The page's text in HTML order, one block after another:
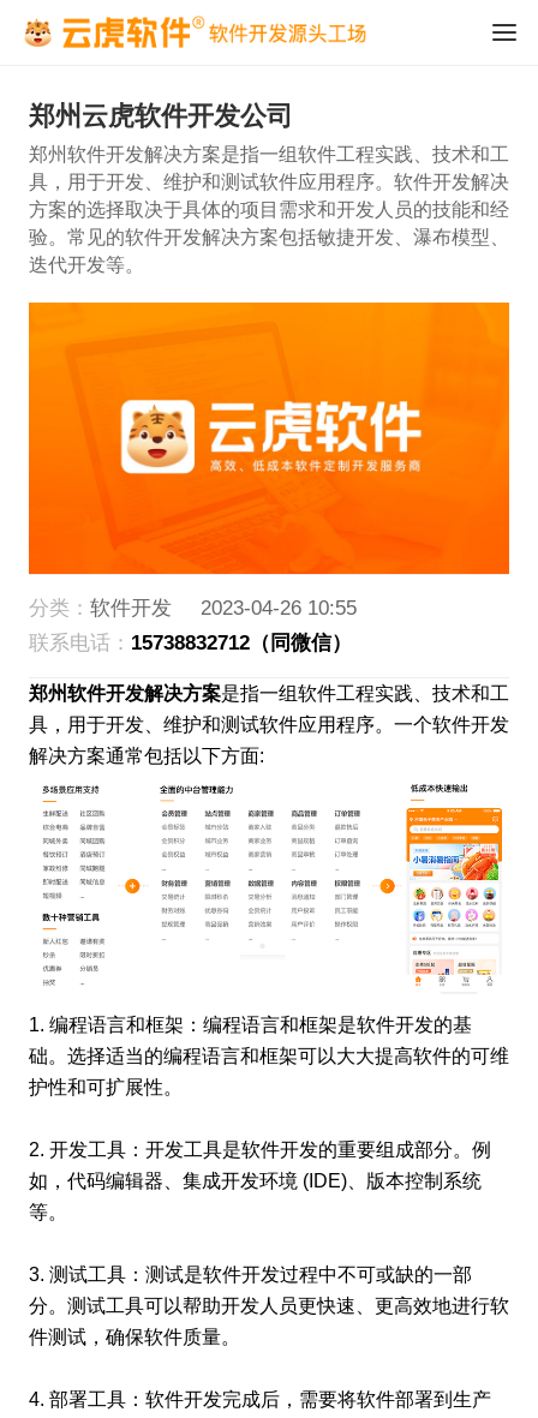
郑州云虎软件开发公司
郑州软件开发解决方案是指一组软件工程实践、技术和工
具，用于开发、维护和测试软件应用程序。软件开发解决
方案的选择取决于具体的项目需求和开发人员的技能和经
验。常见的软件开发解决方案包括敏捷开发、瀑布模型、
迭代开发等。
分类： 软件开发
2023-04-26 10:55
联系电话： 15738832712（同微信）
郑州软件开发解决方案是指一组软件工程实践、技术和工
具，用于开发、维护和测试软件应用程序。一个软件开发
解决方案通常包括以下方面:
1. 编程语言和框架：编程语言和框架是软件开发的基
础。选择适当的编程语言和框架可以大大提高软件的可维
护性和可扩展性。
2. 开发工具：开发工具是软件开发的重要组成部分。例
如，代码编辑器、集成开发环境 (IDE)、版本控制系统
等。
3. 测试工具：测试是软件开发过程中不可或缺的一部
分。测试工具可以帮助开发人员更快速、更高效地进行软
件测试，确保软件质量。
4. 部署工具：软件开发完成后，需要将软件部署到生产